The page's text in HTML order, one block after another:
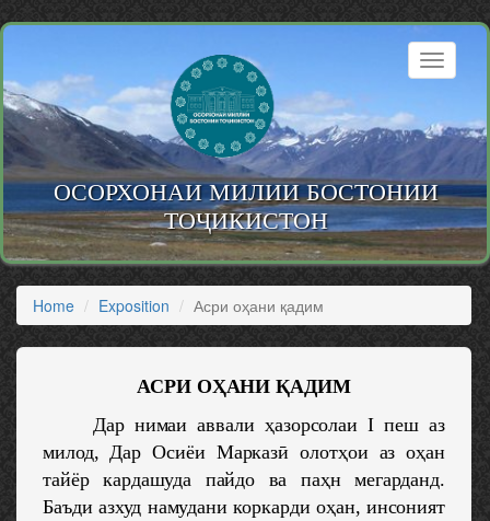
Skip
main
content
ОСОРХОНАИ МИЛИИ БОСТОНИИ
ТОҶИКИСТОН
Toggle
Home Exposition Асри оҳани қадим
АСРИ ОҲАНИ ҚАДИМ
Дар нимаи аввали ҳазорсолаи I пеш аз
милод, Дар Осиёи Марказӣ олотҳои аз оҳан
тайёр кардашуда пайдо ва паҳн мегарданд.
Баъди азхуд намудани коркарди оҳан, инсоният